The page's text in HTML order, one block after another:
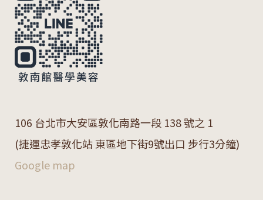
106 台北市大安區敦化南路一段 138 號之 1
(捷運忠孝敦化站 東區地下街9號出口 步行3分鐘)
Google map